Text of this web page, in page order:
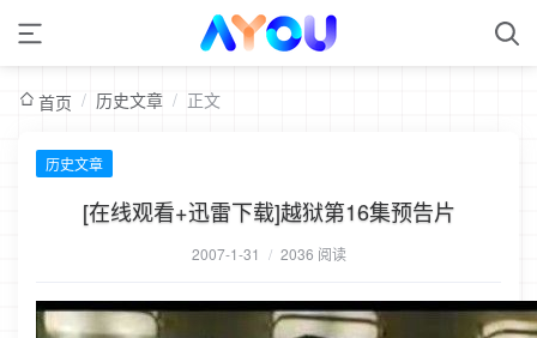
首页 / 历史文章 / 正文
历史文章
[在线观看+迅雷下载]越狱第16集预告片
2007-1-31 / 2036 阅读